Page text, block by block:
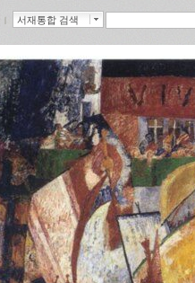
서재통합 검색